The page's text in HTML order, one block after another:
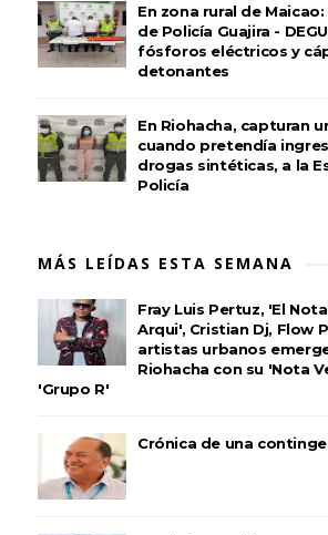
En zona rural de
de Policía Guajira -
fósforos eléctricos y
detonantes
En Riohacha, capturan
cuando pretendía
drogas sintéticas, a la
Policía
MÁS LEÍDAS ESTA SEMANA
Fray Luis Pertuz, 'El
Arqui', Cristian Dj, Flow
artistas urbanos
Riohacha con su 'Nota
'Grupo R'
Crónica de una